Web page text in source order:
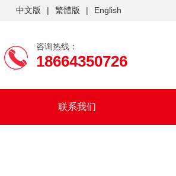
中文版 | 繁體版 | English
咨询热线：
18664350726
联系我们